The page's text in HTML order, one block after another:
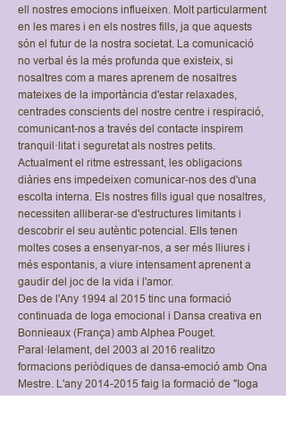
ell nostres emocions influeixen. Molt particularment
en les mares i en els nostres fills, ja que aquests
són el futur de la nostra societat. La comunicació
no verbal és la més profunda que existeix, si
nosaltres com a mares aprenem de nosaltres
mateixes de la importància d'estar relaxades,
centrades conscients del nostre centre i respiració,
comunicant-nos a través del contacte inspirem
tranquil·litat i seguretat als nostres petits.
Actualment el ritme estressant, les obligacions
diàries ens impedeixen comunicar-nos des d'una
escolta interna. Els nostres fills igual que nosaltres,
necessiten alliberar-se d'estructures limitants i
descobrir el seu autèntic potencial. Ells tenen
moltes coses a ensenyar-nos, a ser més lliures i
més espontanis, a viure intensament aprenent a
gaudir del joc de la vida i l'amor.
Des de l'Any 1994 al 2015 tinc una formació
continuada de Ioga emocional i Dansa creativa en
Bonnieaux (França) amb Alphea Pouget.
Paral·lelament, del 2003 al 2016 realitzo
formacions periòdiques de dansa-emoció amb Ona
Mestre. L'any 2014-2015 faig la formació de "Ioga